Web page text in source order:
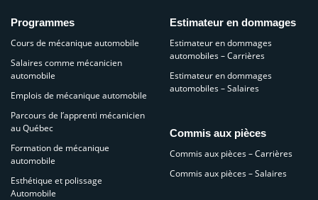
Programmes
Cours de mécanique automobile
Salaires comme mécanicien
automobile
Emplois de mécanique automobile
Parcours de l’apprenti mécanicien
au Québec
Formation de mécanique
automobile
Esthétique et polissage
Automobile
Estimateur en dommages
Estimateur en dommages
automobiles – Carrières
Estimateur en dommages
automobiles – Salaires
Commis aux pièces
Commis aux pièces – Carrières
Commis aux pièces – Salaires